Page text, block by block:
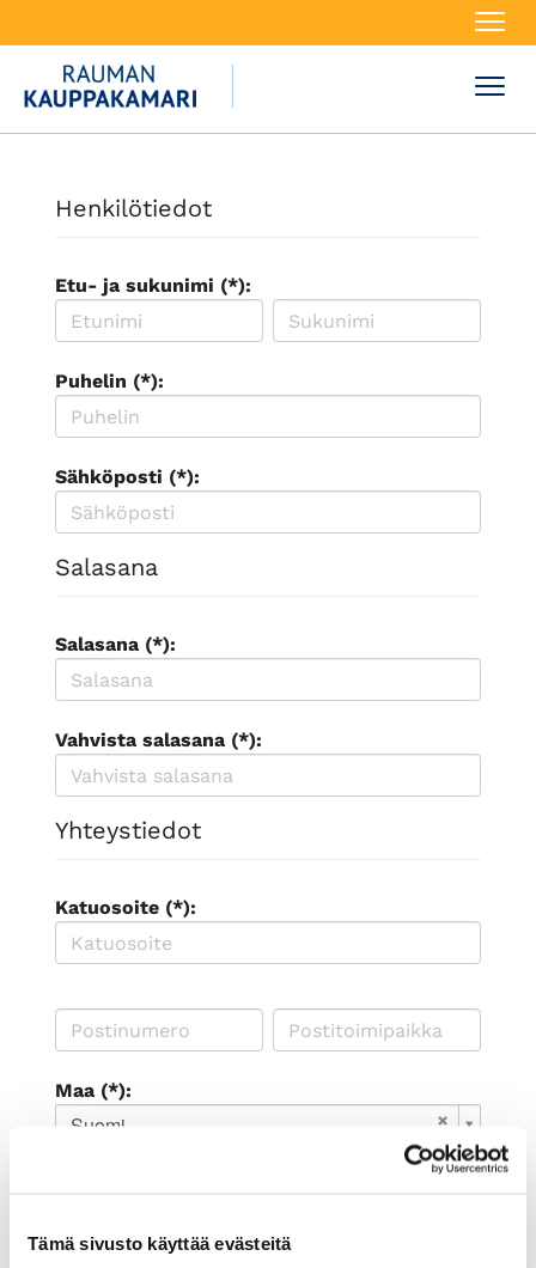
Tämä sivusto käyttää evästeitä
Henkilötiedot
Etu- ja sukunimi (*):
Puhelin (*):
Sähköposti (*):
Salasana
Salasana (*):
Vahvista salasana (*):
Yhteystiedot
Katuosoite (*):
Maa (*):
Suomi
Rekisteröidy
uutiskirjeen